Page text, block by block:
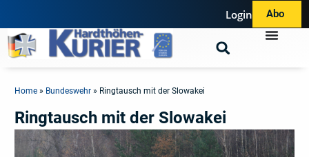
Login Abo
Home » Bundeswehr » Ringtausch mit der Slowakei
Ringtausch mit der Slowakei